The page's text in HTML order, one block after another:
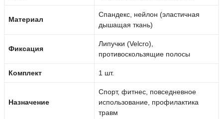
Материал
Спандекс, нейлон (эластичная
дышащая ткань)
Фиксация
Липучки (Velcro),
противоскользящие полосы
Комплект 1 шт.
Назначение
Спорт, фитнес, повседневное
использование, профилактика
травм